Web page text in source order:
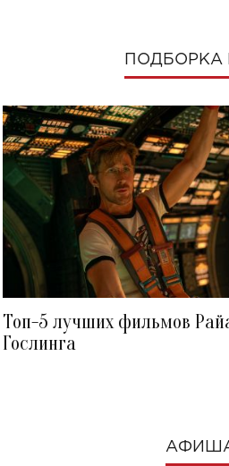
ПОДБОРКА
Топ-5 лучших фильмов
Гослинга